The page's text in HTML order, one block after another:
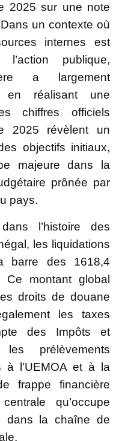
2025 sur une note
un contexte où
internes est
publique,
a largement
en réalisant une
chiffres officiels
2025 révèlent un
objectifs initiaux,
majeure dans la
prônée par
pays.
l’histoire des
les liquidations
barre des 1618,4
montant global
droits de douane
les taxes
des Impôts et
prélèvements
à l’UEMOA et à la
frappe financière
qu’occupe
dans la chaîne de